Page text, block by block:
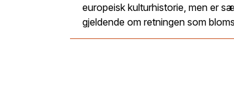
europeisk kulturhistorie, men er
gjeldende om retningen som